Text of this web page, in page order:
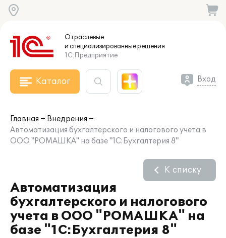
Отраслевые
и специализированныерешения
1С:Предприятие
Каталог Вход
Главная
Внедрения
Автоматизация бухгалтерского и налогового учета в
ООО "РОМАШКА" на базе "1С:Бухгалтерия 8"
Автоматизация
бухгалтерского и налогового
учета в ООО "РОМАШКА" на
базе "1С:Бухгалтерия 8"
К списку